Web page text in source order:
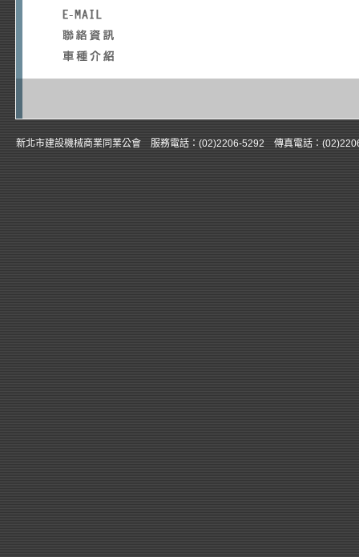
新北市建設機械商業同業公會 服務電話：(02)2206-5292 傳真電話：